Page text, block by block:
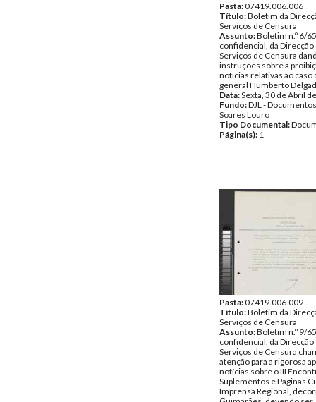
Pasta:07419.006.006
Título:Boletim da
Serviços de Censura
Assunto:Boletim n.º 6/
confidencial, da Direcção
Serviços de Censura
instruções sobre a
notícias relativas ao caso
general Humberto
Data:Sexta, 30 de Abril
Fundo:DJL -
Soares Louro
Tipo Documental:
Página(s): 1
Pasta:07419.006.009
Título:Boletim da
Serviços de Censura
Assunto:Boletim n.º 9/
confidencial, da Direcção
Serviços de Censura
atenção para a rigorosa
notícias sobre o III
Suplementos e Páginas
Imprensa Regional,